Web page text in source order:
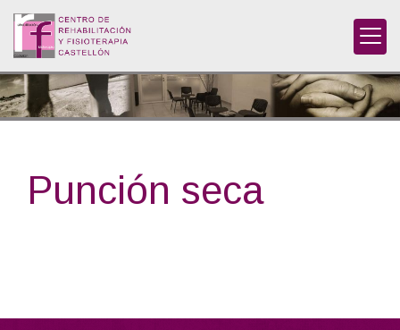
Punción seca